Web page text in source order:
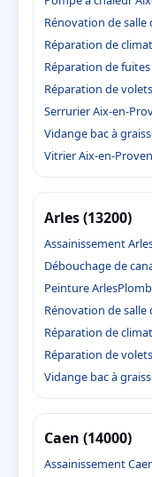
Rénovation de salle
Réparation de
Réparation de
Réparation de
Serrurier Aix-en-
Vidange bac à
Vitrier Aix-en-
Arles (13200)
Assainissement
Débouchage de
Peinture Arles
Rénovation de salle
Réparation de
Réparation de
Vidange bac à
Caen (14000)
Assainissement